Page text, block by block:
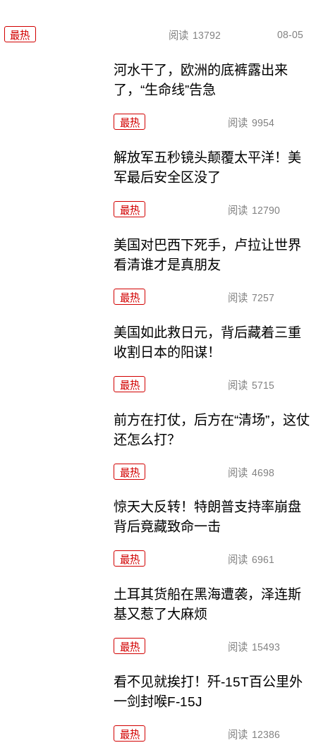
最热 阅读 13792 08-05
河水干了，欧洲的底裤露出来
了，“生命线”告急
最热 阅读 9954
解放军五秒镜头颠覆太平洋！美
军最后安全区没了
最热 阅读 12790
美国对巴西下死手，卢拉让世界
看清谁才是真朋友
最热 阅读 7257
美国如此救日元，背后藏着三重
收割日本的阳谋！
最热 阅读 5715
前方在打仗，后方在“清场”，这仗
还怎么打？
最热 阅读 4698
惊天大反转！特朗普支持率崩盘
背后竟藏致命一击
最热 阅读 6961
土耳其货船在黑海遭袭，泽连斯
基又惹了大麻烦
最热 阅读 15493
看不见就挨打！歼-15T百公里外
一剑封喉F-15J
最热 阅读 12386